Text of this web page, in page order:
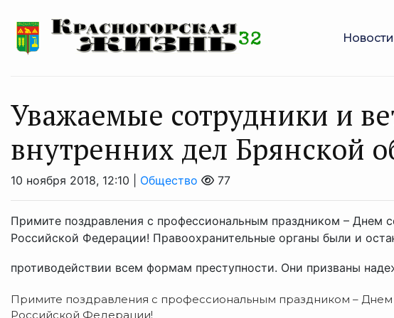
Новости
Уважаемые сотрудники и
внутренних дел Брянской
10 ноября 2018, 12:10 | Общество 77
Примите поздравления с профессиональным праздником – Днем
Российской Федерации! Правоохранительные органы были и
противодействии всем формам преступности. Они призваны
Примите поздравления с профессиональным праздником – Днем
Российской Федерации!